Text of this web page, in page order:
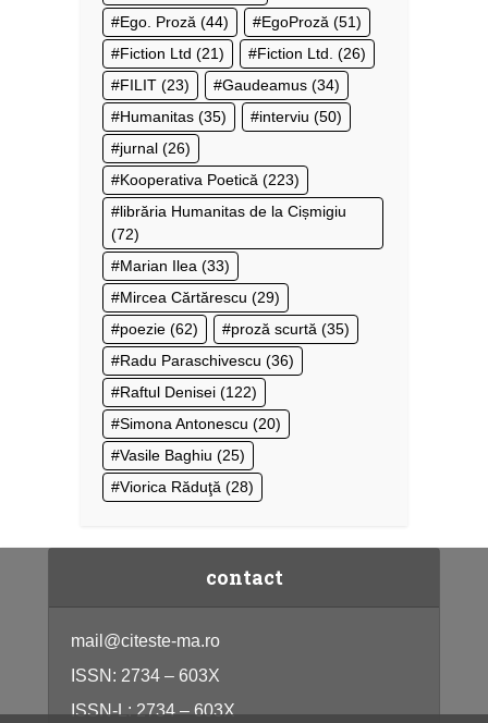
Ego. Proză (44) EgoProză (51)
Fiction Ltd (21) Fiction Ltd. (26)
FILIT (23) Gaudeamus (34)
Humanitas (35) interviu (50)
jurnal (26)
Kooperativa Poetică (223)
librăria Humanitas de la Cișmigiu
(72)
Marian Ilea (33)
Mircea Cărtărescu (29)
poezie (62) proză scurtă (35)
Radu Paraschivescu (36)
Raftul Denisei (122)
Simona Antonescu (20)
Vasile Baghiu (25)
Viorica Răduţă (28)
contact
mail@citeste-ma.ro
ISSN: 2734 – 603X
ISSN-L: 2734 – 603X